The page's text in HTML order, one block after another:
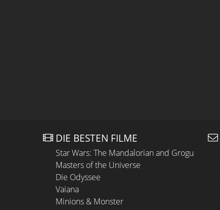
DIE BESTEN FILME
Star Wars: The Mandalorian and Grogu
Masters of the Universe
Die Odyssee
Vaiana
Minions & Monster